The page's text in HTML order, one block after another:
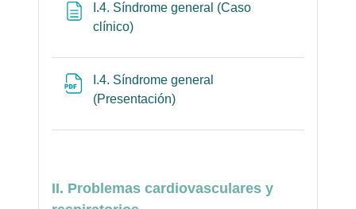
I.4. Síndrome general (Caso
clínico)Página
I.4. Síndrome general
(Presentación)
II. Problemas cardiovasculares y